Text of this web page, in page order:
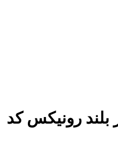
بلند رونیکس کد